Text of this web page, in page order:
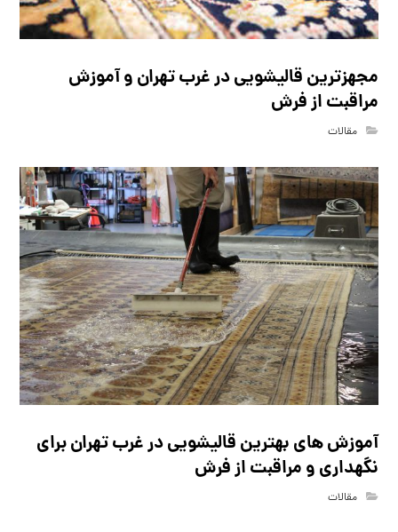
مجهزترین قالیشویی در غرب تهران و آموزش
مراقبت از فرش
مقالات
آموزش های بهترین قالیشویی در غرب تهران برای
نگهداری و مراقبت از فرش
مقالات